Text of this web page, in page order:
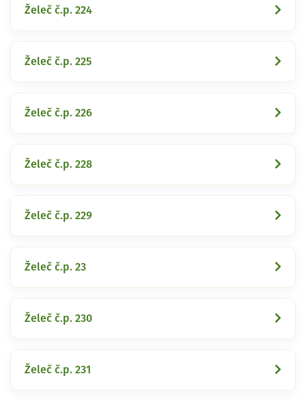
Želeč č.p. 224
Želeč č.p. 225
Želeč č.p. 226
Želeč č.p. 228
Želeč č.p. 229
Želeč č.p. 23
Želeč č.p. 230
Želeč č.p. 231